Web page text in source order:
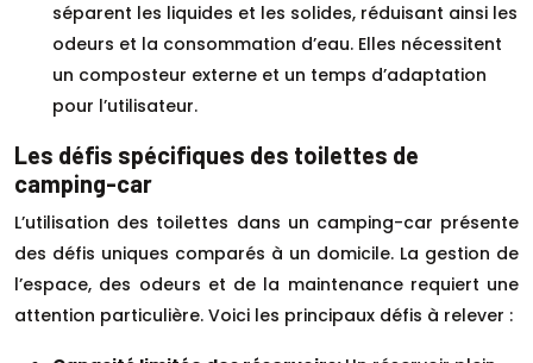
séparent les liquides et les solides, réduisant ainsi les
odeurs et la consommation d’eau. Elles nécessitent
un composteur externe et un temps d’adaptation
pour l’utilisateur.
Les défis spécifiques des toilettes de
camping-car
L’utilisation des toilettes dans un camping-car présente
des défis uniques comparés à un domicile. La gestion de
l’espace, des odeurs et de la maintenance requiert une
attention particulière. Voici les principaux défis à relever :